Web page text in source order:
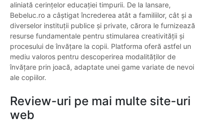
aliniată cerințelor educației timpurii. De la lansare,
Bebeluc.ro a câștigat încrederea atât a familiilor, cât și a
diverselor instituții publice și private, cărora le furnizează
resurse fundamentale pentru stimularea creativității și
procesului de învățare la copii. Platforma oferă astfel un
mediu valoros pentru descoperirea modalităților de
învățare prin joacă, adaptate unei game variate de nevoi
ale copiilor.
Review-uri pe mai multe site-uri
web